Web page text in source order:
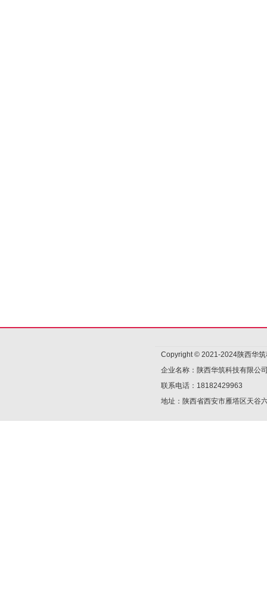
Copyright © 2021-2024陕西华
企业名称：陕西华筑科技有限公
联系电话：18182429963
地址：陕西省西安市雁塔区天谷